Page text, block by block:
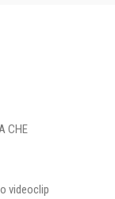
CHE
videoclip